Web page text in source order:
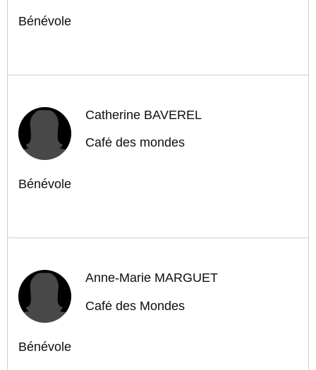
Bénévole
Catherine BAVEREL
Café des mondes
Bénévole
Anne-Marie MARGUET
Café des Mondes
Bénévole